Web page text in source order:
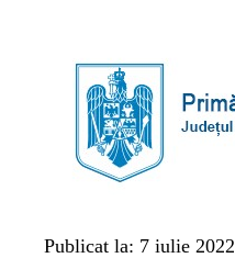
Publicat la: 7 iulie 2022